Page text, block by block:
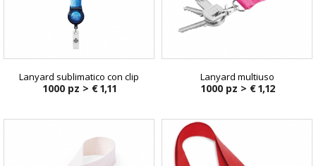
Lanyard sublimatico con clip
1000 pz > € 1,11
Lanyard multiuso
1000 pz > € 1,12